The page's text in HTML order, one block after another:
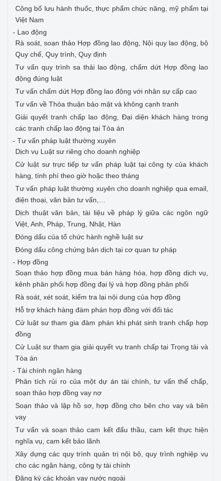
Công bố lưu hành thuốc, thực phẩm chức năng, mỹ phẩm tại
Việt Nam
- Lao động
Rà soát, soạn thảo Hợp đồng lao động, Nội quy lao động, bộ
Quy chế, Quy trình, Quy định
Tư vấn quy trình sa thải lao động, chấm dứt Hợp đồng lao
động đúng luật
Tư vấn chấm dứt Hợp đồng lao động với nhân sự cấp cao
Tư vấn về Thỏa thuận bảo mật và không cạnh tranh
Giải quyết tranh chấp lao động, Đại diện khách hàng trong
các tranh chấp lao động tại Tòa án
- Tư vấn pháp luật thường xuyên
Dịch vụ Luật sư riêng cho doanh nghiệp
Cử luật sư trực tiếp tư vấn pháp luật tại công ty của khách
hàng, tính phí theo giờ hoặc theo tháng
Tư vấn pháp luật thường xuyên cho doanh nghiệp qua email,
điện thoại, văn bản tư vấn,…
Dịch thuật văn bản, tài liệu về pháp lý giữa các ngôn ngữ
Việt, Anh, Pháp, Trung, Nhật, Hàn
Đóng dấu của tổ chức hành nghề luật sư
Đóng dấu công chứng bản dịch tại cơ quan tư pháp
- Hợp đồng
Soạn thảo hợp đồng mua bán hàng hóa, hợp đồng dịch vụ,
kênh phân phối hợp đồng đại lý và hợp đồng phân phối
Rà soát, xét soát, kiểm tra lại nội dung của hợp đồng
Hỗ trợ khách hàng đàm phán hợp đồng với đối tác
Cử luật sư tham gia đàm phán khi phát sinh tranh chấp hợp
đồng
Cử Luật sư tham gia giải quyết vụ tranh chấp tại Trọng tài và
Tòa án
- Tài chính ngân hàng
Phân tích rủi ro của một dự án tài chính, tư vấn thế chấp,
soạn thảo hợp đồng vay nợ
Soạn thảo và lập hồ sơ, hợp đồng cho bên cho vay và bên
vay
Tư vấn và soạn thảo cam kết đấu thầu, cam kết thực hiện
nghĩa vụ, cam kết bảo lãnh
Xây dựng các quy trình quản trị nội bộ, quy trình nghiệp vụ
cho các ngân hàng, công ty tài chính
Đăng ký các khoản vay nước ngoài